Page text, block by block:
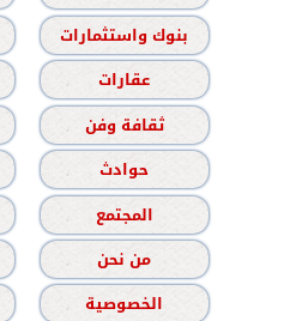
بنوك واستثمارات
عقارات
ثقافة وفن
حوادث
المجتمع
من نحن
الخصوصية